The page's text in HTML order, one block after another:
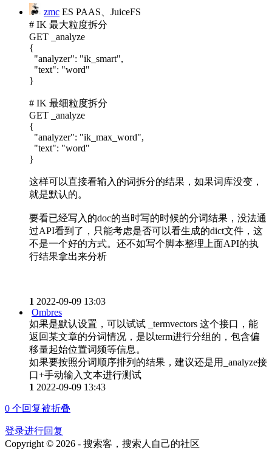
zmc ES PAAS、JuiceFS
# IK 最大粒度拆分
GET _analyze
{
"analyzer": "ik_smart",
"text": "word"
}
# IK 最细粒度拆分
GET _analyze
{
"analyzer": "ik_max_word",
"text": "word"
}
这样可以直接看输入的词拆分的结果，如果词库没变，
就是默认的。
要看已经写入的doc的当时写的时候的分词结果，没法通
过API看到了，只能考虑是否可以看生成的dict文件，这
不是一个好的方式。还不如写个脚本整理上面API的执
行结果拿出来分析
1 2022-09-09 13:03
Ombres
如果是默认设置，可以试试 _termvectors 这个接口，能
返回某文章的分词情况，是以term进行分组的，包含偏
移量起始位置词频等信息。
如果要按照分词顺序排列的结果，建议还是用_analyze接
口+手动输入文本进行测试
1 2022-09-09 13:43
0 个回复被折叠
登录进行回复
Copyright © 2026 - 搜索客，搜索人自己的社区